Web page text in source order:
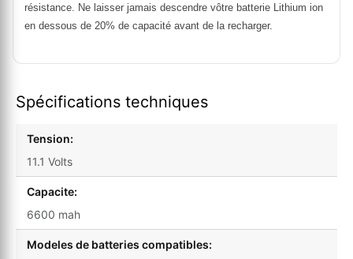
résistance. Ne laisser jamais descendre vôtre batterie Lithium ion
en dessous de 20% de capacité avant de la recharger.
Spécifications techniques
Tension:
11.1 Volts
Capacite:
6600 mah
Modeles de batteries compatibles: